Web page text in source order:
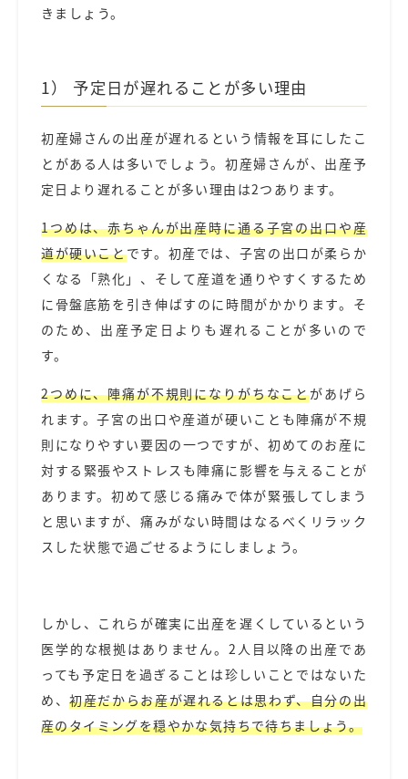
きましょう。
1） 予定日が遅れることが多い理由
初産婦さんの出産が遅れるという情報を耳にしたこ
とがある人は多いでしょう。初産婦さんが、出産予
定日より遅れることが多い理由は2つあります。
1つめは、赤ちゃんが出産時に通る子宮の出口や産
道が硬いことです。初産では、子宮の出口が柔らか
くなる「熟化」、そして産道を通りやすくするため
に骨盤底筋を引き伸ばすのに時間がかかります。そ
のため、出産予定日よりも遅れることが多いので
す。
2つめに、陣痛が不規則になりがちなことがあげら
れます。子宮の出口や産道が硬いことも陣痛が不規
則になりやすい要因の一つですが、初めてのお産に
対する緊張やストレスも陣痛に影響を与えることが
あります。初めて感じる痛みで体が緊張してしまう
と思いますが、痛みがない時間はなるべくリラック
スした状態で過ごせるようにしましょう。
しかし、これらが確実に出産を遅くしているという
医学的な根拠はありません。2人目以降の出産であ
っても予定日を過ぎることは珍しいことではないた
め、初産だからお産が遅れるとは思わず、自分の出
産のタイミングを穏やかな気持ちで待ちましょう。